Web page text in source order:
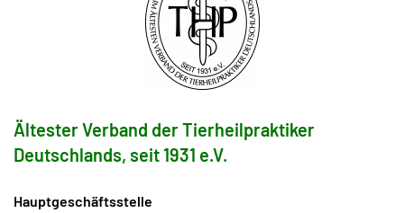
Ältester Verband der Tierheilpraktiker
Deutschlands, seit 1931 e.V.
Hauptgeschäftsstelle